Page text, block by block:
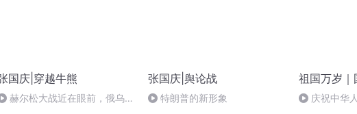
国庆|穿越牛熊
赫尔松大战近在眼前，俄乌冲
张国庆|舆论战
特朗普的新形象
祖国万岁｜
庆祝中华